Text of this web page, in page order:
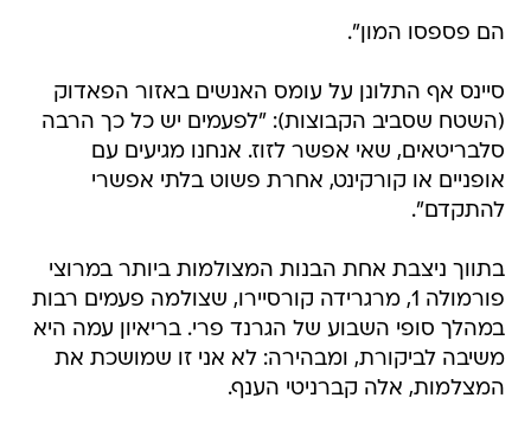
הם פספסו המון".
סיינס אף התלונן על עומס האנשים באזור הפאדוק
(השטח שסביב הקבוצות): "לפעמים יש כל כך הרבה
סלבריטאים, שאי אפשר לזוז. אנחנו מגיעים עם
אופניים או קורקינט, אחרת פשוט בלתי אפשרי
להתקדם".
בתווך ניצבת אחת הבנות המצולמות ביותר במרוצי
פורמולה 1, מרגרידה קורסיירו, שצולמה פעמים רבות
במהלך סופי השבוע של הגרנד פרי. בריאיון עמה היא
משיבה לביקורת, ומבהירה: לא אני זו שמושכת את
המצלמות, אלה קברניטי הענף.